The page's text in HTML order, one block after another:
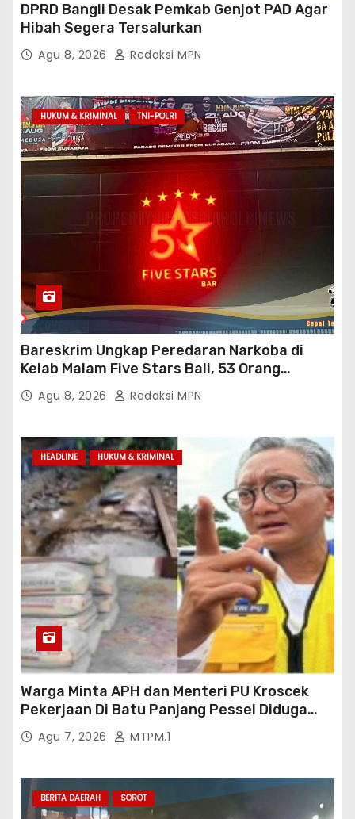
DPRD Bangli Desak Pemkab Genjot PAD Agar
Hibah Segera Tersalurkan
Agu 8, 2026 Redaksi MPN
HUKUM & KRIMINAL TNI-POLRI
Bareskrim Ungkap Peredaran Narkoba di
Kelab Malam Five Stars Bali, 53 Orang
Diamankan
Agu 8, 2026 Redaksi MPN
HEADLINE HUKUM & KRIMINAL
Warga Minta APH dan Menteri PU Kroscek
Pekerjaan Di Batu Panjang Pessel Diduga
Banyak Cacat Mutu Dan Kurang Volume
Satuan Pekerjaan Dan Bisa Bisanya
Padang
Agu 7, 2026 MTPM.1
BERITA DAERAH SOROT